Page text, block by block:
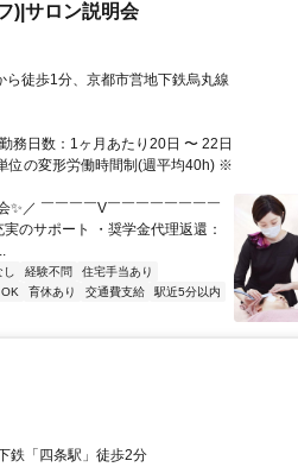
)|サロン説明会
徒歩1分、京都市営地下鉄烏丸線
務日数：1ヶ月あたり20日 〜 22日
位の変形労働時間制(週平均40h) ※
✨／ ￣￣￣￣V￣￣￣￣￣￣￣￣
のサポート ・奨学金代理返還：
経験不問
住宅手当あり
育休あり 交通費支給
駅近5分以内
鉄「四条駅」徒歩2分